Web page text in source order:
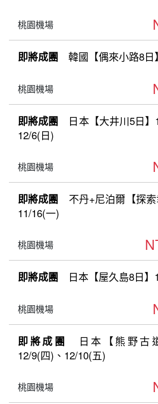
桃園機場
即將成團 韓國【偶來小路8日
桃園機場
即將成團 日本【大井川5日】
12/6(日)
桃園機場
即將成團 不丹+尼泊爾【探索
11/16(一)
桃園機場
即將成團 日本【屋久島8日】
桃園機場
即將成團
日本【熊野古
12/9(四)、12/10(五)
桃園機場